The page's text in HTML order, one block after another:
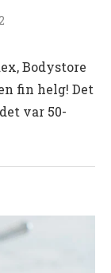
Bodystore
fin helg! Det
var 50-